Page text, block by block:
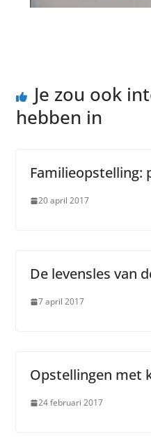
Je zou ook
hebben in
Familieopstelling:
20 april 2017
De levensles van
7 april 2017
Opstellingen met
24 februari 2017